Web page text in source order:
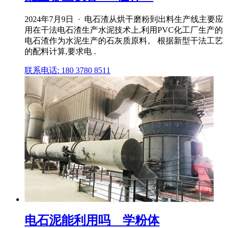
2024年7月9日 · 电石渣从烘干磨粉到出料生产线主要应
用在干法电石渣生产水泥技术上,利用PVC化工厂生产的
电石渣作为水泥生产的石灰质原料。 根据新型干法工艺
的配料计算,要求电 .
联系电话: 180 3780 8511
电石泥能利用吗 _ 学粉体